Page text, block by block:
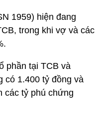
1959) hiện đang
trong khi vợ và các
phần tại TCB và
có 1.400 tỷ đồng và
các tỷ phú chứng